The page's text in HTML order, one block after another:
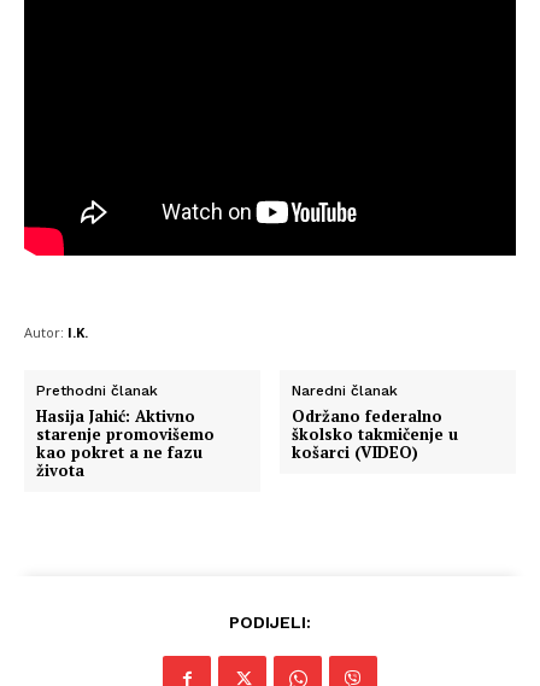
Autor: I.K.
Prethodni članak
Hasija Jahić: Aktivno
starenje promovišemo
kao pokret a ne fazu
života
Naredni članak
Održano federalno
školsko takmičenje u
košarci (VIDEO)
PODIJELI: